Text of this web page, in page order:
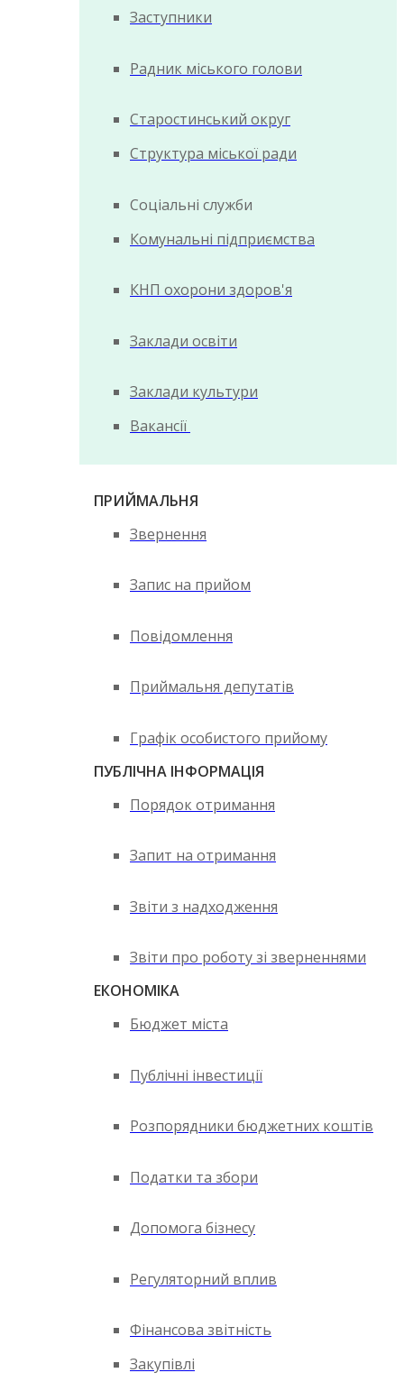
Заступники
Радник міського голови
Старостинський округ
Структура міської ради
Соціальні служби
Комунальні підприємства
КНП охорони здоров'я
Заклади освіти
Заклади культури
Вакансії
ПРИЙМАЛЬНЯ
Звернення
Запис на прийом
Повідомлення
Приймальня депутатів
Графік особистого прийому
ПУБЛІЧНА ІНФОРМАЦІЯ
Порядок отримання
Запит на отримання
Звіти з надходження
Звіти про роботу зі зверненнями
ЕКОНОМІКА
Бюджет міста
Публічні інвестиції
Розпорядники бюджетних коштів
Податки та збори
Допомога бізнесу
Регуляторний вплив
Фінансова звітність
Закупівлі